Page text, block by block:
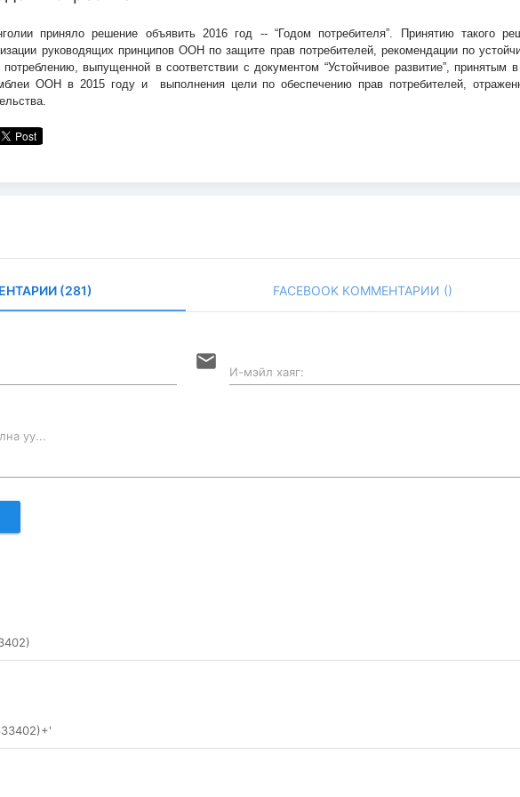
приняло решение объявить 2016 год -- “Годом потребителя”.
Принятию такого
руководящих принципов ООН по защите прав потребителей, рекомендации по
потреблению, выпущенной в соответствии с документом “Устойчивое развитие”, принятым
ООН в 2015 году и
выполнения цели по обеспечению прав потребителей,
(281) FACEBOOK КОММЕНТАРИИ ()
email И-мэйл хаяг:
уу...